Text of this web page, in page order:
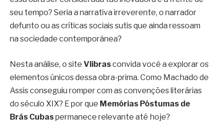
seu tempo? Seria a narrativa irreverente, o narrador
defunto ou as críticas sociais sutis que ainda ressoam
na sociedade contemporânea?
Nesta análise, o site Vlibrasconvida você a explorar os
elementos únicos dessa obra-prima. Como Machado de
Assis conseguiu romper com as convenções literárias
do século XIX? E por que Memórias Póstumas de
Brás Cubaspermanece relevante até hoje?